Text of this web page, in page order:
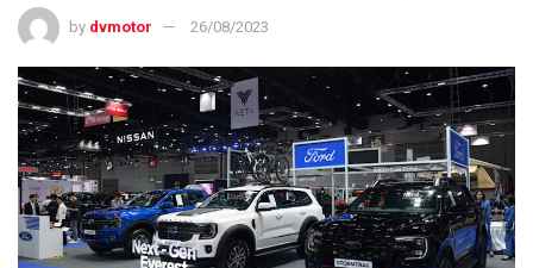
by dvmotor 26/08/2023